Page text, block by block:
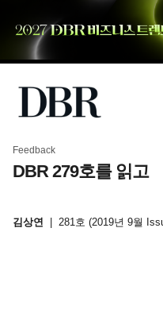
Feedback
DBR 279호를 읽고
김상연 281호 (2019년 9월